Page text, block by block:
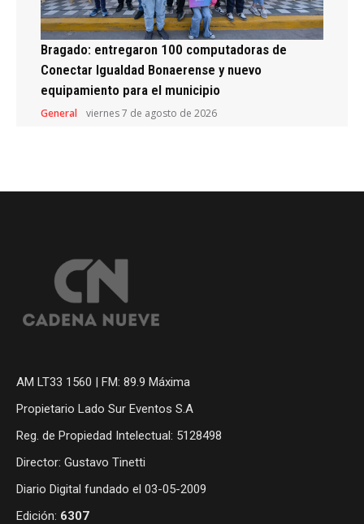
Bragado: entregaron 100 computadoras de
Conectar Igualdad Bonaerense y nuevo
equipamiento para el municipio
General viernes 7 de agosto de 2026
AM LT33 1560 | FM: 89.9 Máxima
Propietario Lado Sur Eventos S.A
Reg. de Propiedad Intelectual: 5128498
Director: Gustavo Tinetti
Diario Digital fundado el 03-05-2009
Edición: 6307